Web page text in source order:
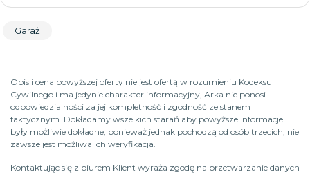
Garaż
Opis i cena powyższej oferty nie jest ofertą w rozumieniu Kodeksu
Cywilnego i ma jedynie charakter informacyjny, Arka nie ponosi
odpowiedzialności za jej kompletność i zgodność ze stanem
faktycznym. Dokładamy wszelkich starań aby powyższe informacje
były możliwie dokładne, ponieważ jednak pochodzą od osób trzecich, nie
zawsze jest możliwa ich weryfikacja.
Kontaktując się z biurem Klient wyraża zgodę na przetwarzanie danych